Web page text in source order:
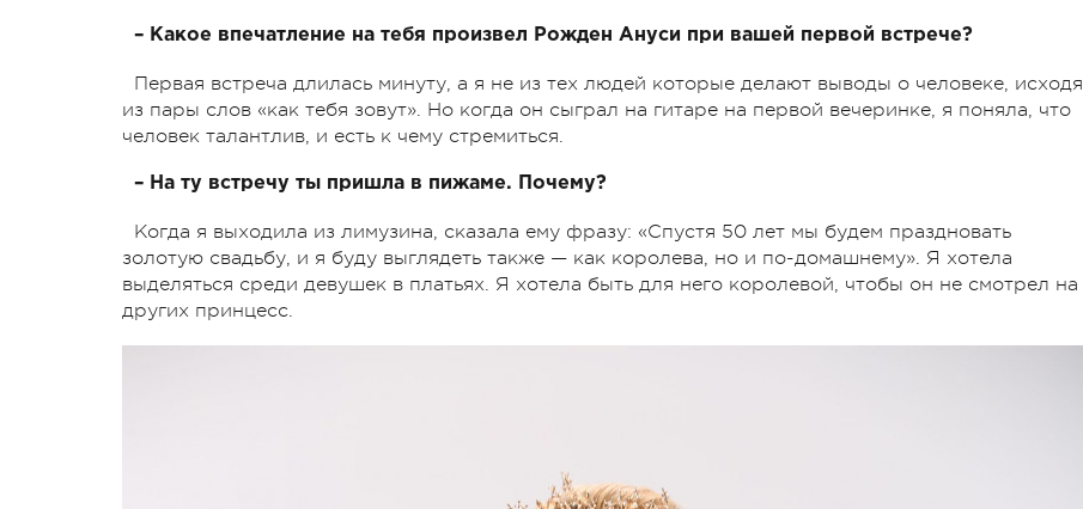
– Какое впечатление на тебя произвел Рожден Ануси при вашей первой встрече?
Первая встреча длилась минуту, а я не из тех людей которые делают выводы о человеке, исходя
из пары слов «как тебя зовут». Но когда он сыграл на гитаре на первой вечеринке, я поняла, что
человек талантлив, и есть к чему стремиться.
– На ту встречу ты пришла в пижаме. Почему?
Когда я выходила из лимузина, сказала ему фразу: «Спустя 50 лет мы будем праздновать
золотую свадьбу, и я буду выглядеть также — как королева, но и по-домашнему». Я хотела
выделяться среди девушек в платьях. Я хотела быть для него королевой, чтобы он не смотрел на
других принцесс.